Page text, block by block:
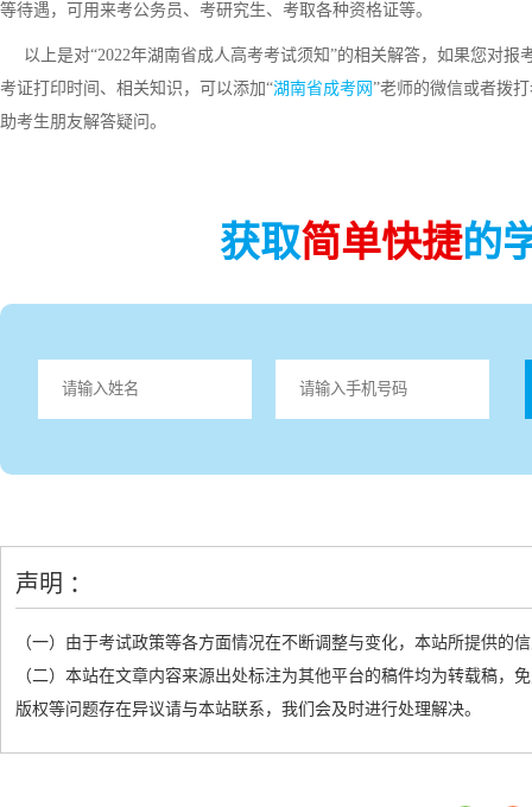
等待遇，可用来考公务员、考研究生、考取各种资格证等。
以上是对“2022年湖南省成人高考考试须知”的相关解答，如果您对报
考证打印时间、相关知识，可以添加“湖南省成考网 ”老师的微信或者拨
助考生朋友解答疑问。
获取简单快捷的
声明 ：
（一）由于考试政策等各方面情况在不断调整与变化，本站所提供的
（二）本站在文章内容来源出处标注为其他平台的稿件均为转载稿
版权等问题存在异议请与本站联系，我们会及时进行处理解决。